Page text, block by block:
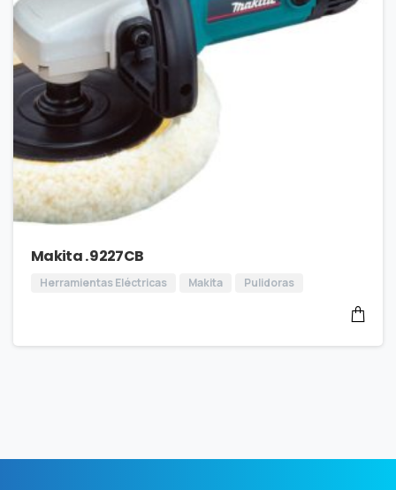
Makita . 9227CB
Herramientas Eléctricas Makita Pulidoras